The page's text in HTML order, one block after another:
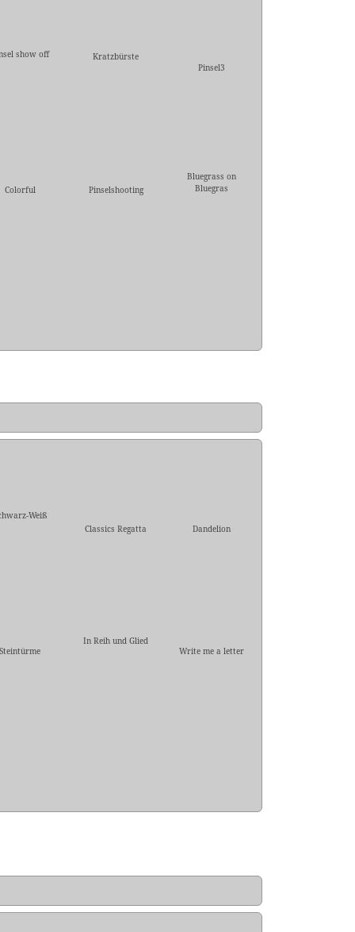
show off
Kratzbürste
Pinsel3
Colorful
Pinselshooting
Bluegrass on
Bluegras
Weiß
Classics Regatta
Dandelion
Steintürme
In Reih und Glied
Write me a letter